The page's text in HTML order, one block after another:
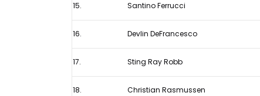
15. Santino Ferrucci
16. Devlin DeFrancesco
17. Sting Ray Robb
18. Christian Rasmussen